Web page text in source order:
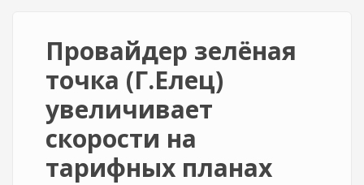
Провайдер зелёная
точка (Г.Елец)
увеличивает
скорости на
тарифных планах